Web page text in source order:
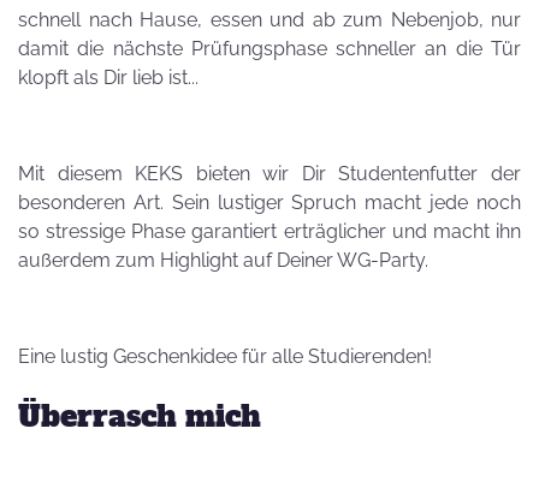
schnell nach Hause, essen und ab zum Nebenjob, nur
damit die nächste Prüfungsphase schneller an die Tür
klopft als Dir lieb ist...
Mit diesem KEKS bieten wir Dir Studentenfutter der
besonderen Art. Sein lustiger Spruch macht jede noch
so stressige Phase garantiert erträglicher und macht ihn
außerdem zum Highlight auf Deiner WG-Party.
Eine lustig Geschenkidee für alle Studierenden!
Überrasch mich